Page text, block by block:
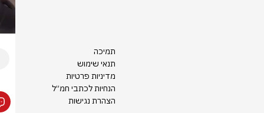
תמיכה
תנאי שימוש
מדיניות פרטיות
הנחיות לכתבי חמ״ל
הצהרת נגישות